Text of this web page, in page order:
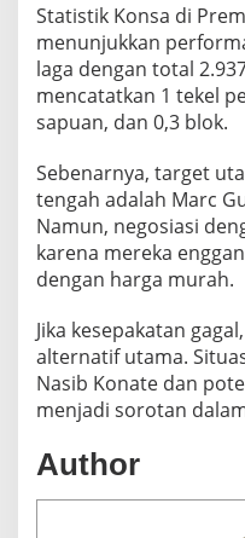
Statistik Konsa di
menunjukkan
laga dengan total
mencatatkan 1 tekel
sapuan, dan 0,3 blok.
Sebenarnya, target
tengah adalah Marc
Namun, negosiasi
karena mereka
dengan harga murah.
Jika kesepakatan
alternatif utama.
Nasib Konate dan
menjadi sorotan
Author